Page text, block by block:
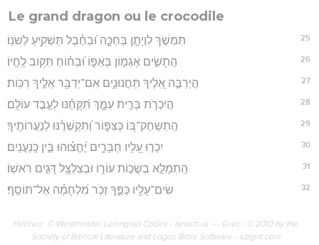
Le grand dragon ou le crocodile
25 תִּמְשֹׁ֣ךְ לִוְיָתָ֣ן בְּחַכָּ֑ה וּ֝בְחֶ֗בֶל תַּשְׁקִ֥יעַ לְשֹׁנֽוֹ׃
26 הֲתָשִׂ֣ים אַגְמ֣וֹן בְּאַפּ֑וֹ וּ֝בְח֗וֹחַ תִּקּ֥וֹב לֶֽחֱיוֹ׃
27 הֲיַרְבֶּ֣ה אֵ֭לֶיךָ תַּחֲנוּנִ֑ים אִם־יְדַבֵּ֖ר אֵלֶ֣יךָ רַכּֽוֹת׃
28 הֲיִכְרֹ֣ת בְּרִ֣ית עִמָּ֑ךְ תִּ֝קָּחֶ֗נּוּ לְעֶ֣בֶד עוֹלָֽם׃
29 הַֽתְשַׂחֶק־בּ֭וֹ כַּצִּפּ֑וֹר וְ֝תִקְשְׁרֶ֗נּוּ לְנַעֲרוֹתֶֽיךָ׃
30 יִכְר֣וּ עָ֭לָיו חַבָּרִ֑ים יֶ֝חֱצ֗וּהוּ בֵּ֣ין כְּֽנַעֲנִֽים׃
31 הַֽתְמַלֵּ֣א בְשֻׂכּ֣וֹת עוֹר֑וֹ וּבְצִלְצַ֖ל דָּגִ֣ים רֹאשֽׁוֹ׃
32 שִׂים־עָלָ֥יו כַּפֶּ֑ךָ זְכֹ֥ר מִ֝לְחָמָ֗ה אַל־תּוֹסַֽף׃
Hébreu : © Westminster Leningrad Codex - tanach.us --- Grec : © 2010 by the
Society of Biblical Literature and Logos Bible Software - sblgnt.com